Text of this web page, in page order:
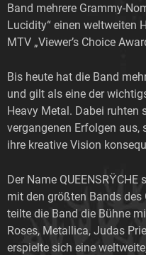
Band mehrere Grammy-
Lucidity“ einen weltweiten
MTV „Viewer’s Choice
Bis heute hat die Band
und gilt als eine der
Heavy Metal. Dabei ruhten
vergangenen Erfolgen aus,
ihre kreative Vision
Der Name
mit den größten Bands des
teilte die Band die Bühne
Roses, Metallica, Judas
erspielte sich eine